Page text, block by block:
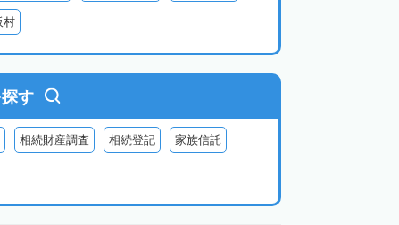
村
す
相続財産調査 相続登記 家族信託